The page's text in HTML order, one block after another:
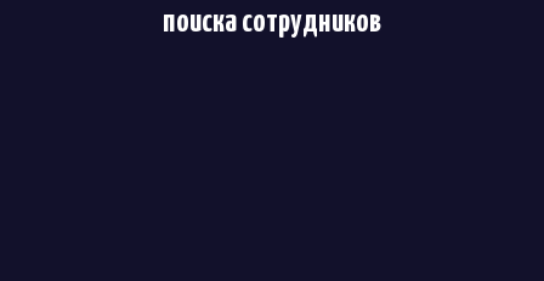
поиска сотрудников